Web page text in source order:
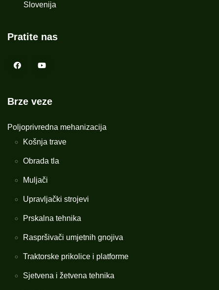
Slovenija
Pratite nas
Brze veze
Poljoprivredna mehanizacija
Košnja trave
Obrada tla
Muljači
Upravljački strojevi
Prskalna tehnika
Raspršivači umjetnih gnojiva
Traktorske prikolice i platforme
Sjetvena i žetvena tehnika